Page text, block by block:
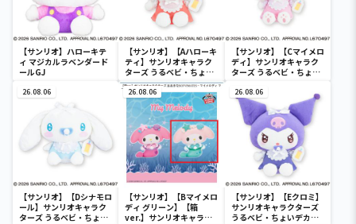
【サンリオ】ハローキテ
ィ マジカルラベンダード
ールGJ
【サンリオ】【Aハローキ
ティ】サンリオキャラク
ターズ うるベビ・ちょい
デカドール
【サンリオ】【Cマイメロ
ディ】サンリオキャラク
ターズ うるベビ・ちょい
26.08.06
【サンリオ】【Dシナモロ
ール】サンリオキャラク
ターズ うるベビ・ちょい
26.08.06
【サンリオ】【Bマイメロ
ディ グリーン】【箱
ver.】サンリオキャラク
26.08.06
【サンリオ】【Eクロミ】
サンリオキャラクターズ
うるベビ・ちょいデカド